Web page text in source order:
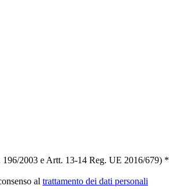
2003 e Artt. 13-14 Reg. UE 2016/679) *
al trattamento dei dati personali